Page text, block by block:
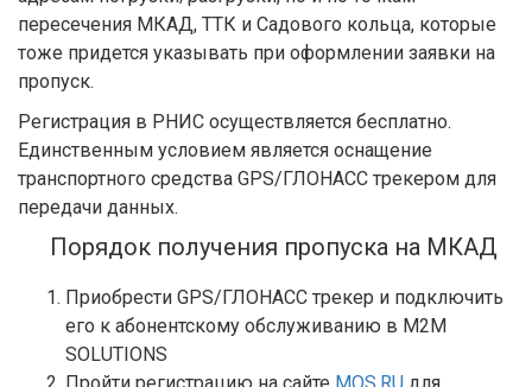
пересечения МКАД, ТТК и Садового кольца, которые
тоже придется указывать при оформлении заявки на
пропуск.
Регистрация в РНИС осуществляется бесплатно.
Единственным условием является оснащение
транспортного средства GPS/ГЛОНАСС трекером для
передачи данных.
Порядок получения пропуска на МКАД
Приобрести GPS/ГЛОНАСС трекер и подключить
его к абонентскому обслуживанию в M2M
SOLUTIONS